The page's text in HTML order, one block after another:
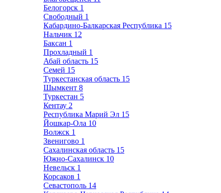
Белогорск 1
Свободный 1
Кабардино-Балкарская Республика 15
Нальчик 12
Баксан 1
Прохладный 1
Абай область 15
Семей 15
Туркестанская область 15
Шымкент 8
Туркестан 5
Кентау 2
Республика Марий Эл 15
Йошкар-Ола 10
Волжск 1
Звенигово 1
Сахалинская область 15
Южно-Сахалинск 10
Невельск 1
Корсаков 1
Севастополь 14